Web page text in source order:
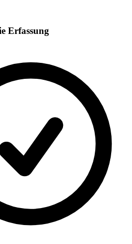
Erfassung